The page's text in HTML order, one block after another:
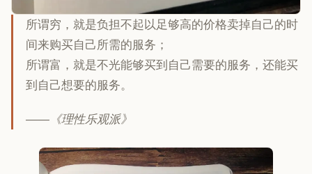
所谓穷，就是负担不起以足够高的价格卖掉自己的时
间来购买自己所需的服务；
所谓富，就是不光能够买到自己需要的服务，还能买
到自己想要的服务。
——《理性乐观派》